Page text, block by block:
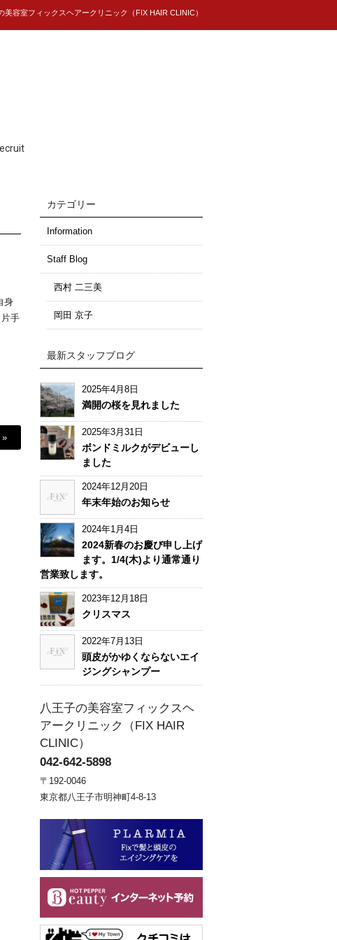
美容室フィックスヘアークリニック（FIX HAIR CLINIC）
身
手
»
カテゴリー
Information
Staff Blog
西村 二三美
岡田 京子
最新スタッフブログ
2025年4月8日
満開の桜を見れました
2025年3月31日
ボンドミルクがデビューし
ました
2024年12月20日
年末年始のお知らせ
2024年1月4日
2024新春のお慶び申し上げ
ます。1/4(木)より通常通り
営業致します。
2023年12月18日
クリスマス
2022年7月13日
頭皮がかゆくならないエイ
ジングシャンプー
八王子の美容室フィックスヘ
アークリニック（FIX HAIR
CLINIC）
042-642-5898
〒192-0046
東京都八王子市明神町4-8-13